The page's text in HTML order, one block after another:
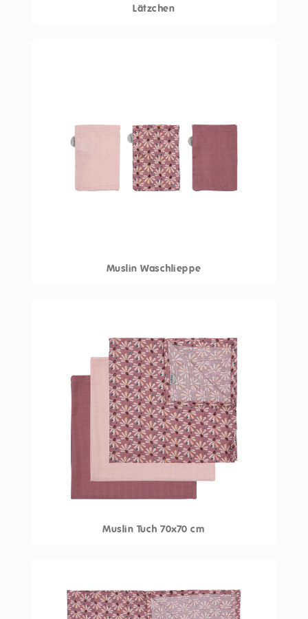
Lätzchen
Muslin Waschlieppe
Muslin Tuch 70x70 cm